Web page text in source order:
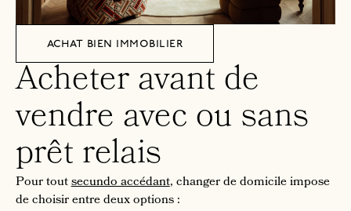
achat bien immobilier
Acheter avant de
vendre avec ou sans
prêt relais
Pour toutsecundo accédant, changer de domicile impose
de choisir entre deux options :